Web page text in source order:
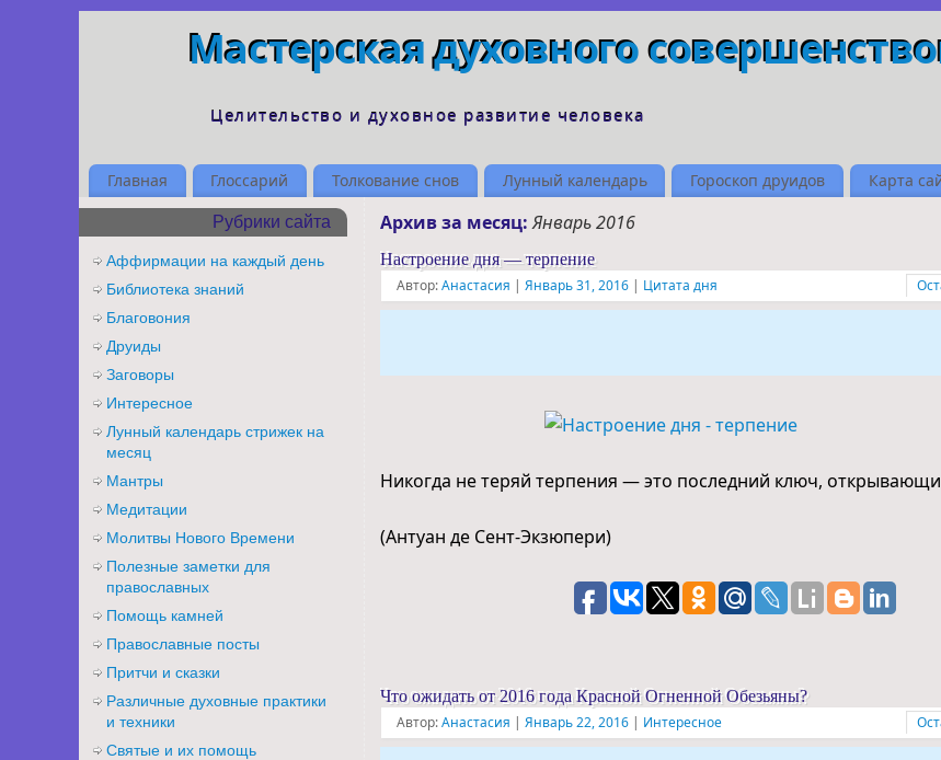
Мастерская духовного
Целительство и духовное развитие человека
Главная Глоссарий Толкование снов Лунный календарь Гороскоп друидов Карта
Архив за месяц:Январь 2016
Настроение дня — терпение
Автор:Анастасия | Январь 31, 2016 | Цитата дня
Никогда не теряй терпения — это последний ключ,
(Антуан де Сент-Экзюпери)
Что ожидать от 2016 года Красной Огненной Обезьяны?
Автор:Анастасия | Январь 22, 2016 | Интересное
Рубрики сайта
Аффирмации на каждый день
Библиотека знаний
Благовония
Друиды
Заговоры
Интересное
Лунный календарь стрижек на
месяц
Мантры
Медитации
Молитвы Нового Времени
Полезные заметки для
православных
Помощь камней
Православные посты
Притчи и сказки
Различные духовные практики
и техники
Святые и их помощь